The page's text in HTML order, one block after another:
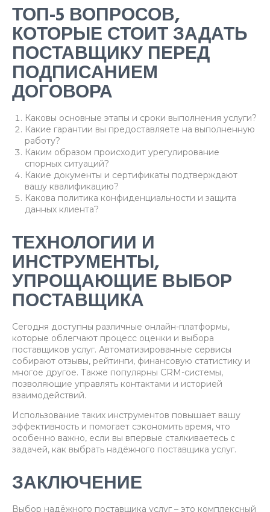
ТОП-5 ВОПРОСОВ,
КОТОРЫЕ СТОИТ ЗАДАТЬ
ПОСТАВЩИКУ ПЕРЕД
ПОДПИСАНИЕМ
ДОГОВОРА
Каковы основные этапы и сроки выполнения услуги?
Какие гарантии вы предоставляете на выполненную
работу?
Каким образом происходит урегулирование
спорных ситуаций?
Какие документы и сертификаты подтверждают
вашу квалификацию?
Какова политика конфиденциальности и защита
данных клиента?
ТЕХНОЛОГИИ И
ИНСТРУМЕНТЫ,
УПРОЩАЮЩИЕ ВЫБОР
ПОСТАВЩИКА
Сегодня доступны различные онлайн-платформы,
которые облегчают процесс оценки и выбора
поставщиков услуг. Автоматизированные сервисы
собирают отзывы, рейтинги, финансовую статистику и
многое другое. Также популярны CRM-системы,
позволяющие управлять контактами и историей
взаимодействий.
Использование таких инструментов повышает вашу
эффективность и помогает сэкономить время, что
особенно важно, если вы впервые сталкиваетесь с
задачей, как выбрать надёжного поставщика услуг.
ЗАКЛЮЧЕНИЕ
Выбор надёжного поставщика услуг – это комплексный